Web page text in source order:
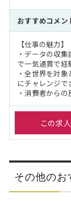
おすすめコメン
【仕事の魅力】
・データの収
で一気通貫で経
・全世界を対
にチャレンジで
・消費者から
この求
その他のお